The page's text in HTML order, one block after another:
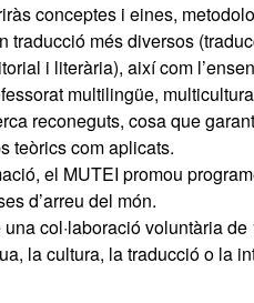
conceptes i eines,
traducció més diversos
i literària), així com
multilingüe,
reconeguts, cosa que
teòrics com aplicats.
el MUTEI promou
d’arreu del món.
col·laboració voluntària
la cultura, la traducció o la